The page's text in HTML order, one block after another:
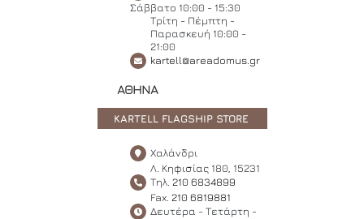
Σάββατο 10:00 - 15:30
Τρίτη - Πέμπτη -
Παρασκευή 10:00 -
21:00
kartell@areadomus.gr
ΑΘΗΝΑ
KARTELL FLAGSHIP STORE
Χαλάνδρι
Λ. Κηφισίας 180, 15231
Τηλ. 210 6834899
Fax. 210 6819881
Δευτέρα - Τετάρτη -